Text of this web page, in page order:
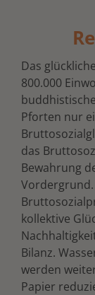
Das
800.000
Pforten nur
das
Bewahrung
kollektive
Bilanz.
werden
Papier